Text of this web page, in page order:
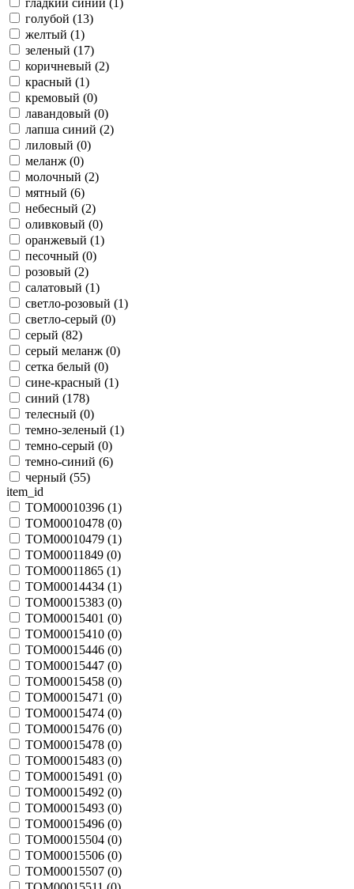
гладкий синий (1)
голубой (13)
желтый (1)
зеленый (17)
коричневый (2)
красный (1)
кремовый (0)
лавандовый (0)
лапша синий (2)
лиловый (0)
меланж (0)
молочный (2)
мятный (6)
небесный (2)
оливковый (0)
оранжевый (1)
песочный (0)
розовый (2)
салатовый (1)
светло-розовый (1)
светло-серый (0)
серый (82)
серый меланж (0)
сетка белый (0)
сине-красный (1)
синий (178)
телесный (0)
темно-зеленый (1)
темно-серый (0)
темно-синий (6)
черный (55)
item_id
TOM00010396 (1)
TOM00010478 (0)
TOM00010479 (1)
TOM00011849 (0)
TOM00011865 (1)
TOM00014434 (1)
TOM00015383 (0)
TOM00015401 (0)
TOM00015410 (0)
TOM00015446 (0)
TOM00015447 (0)
TOM00015458 (0)
TOM00015471 (0)
TOM00015474 (0)
TOM00015476 (0)
TOM00015478 (0)
TOM00015483 (0)
TOM00015491 (0)
TOM00015492 (0)
TOM00015493 (0)
TOM00015496 (0)
TOM00015504 (0)
TOM00015506 (0)
TOM00015507 (0)